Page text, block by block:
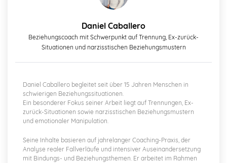
Daniel Caballero
Beziehungscoach mit Schwerpunkt auf Trennung, Ex-zurück-
Situationen und narzisstischen Beziehungsmustern
Daniel Caballero begleitet seit über 15 Jahren Menschen in
schwierigen Beziehungssituationen.
Ein besonderer Fokus seiner Arbeit liegt auf Trennungen, Ex-
zurück-Situationen sowie narzisstischen Beziehungsmustern
und emotionaler Manipulation.
Seine Inhalte basieren auf jahrelanger Coaching-Praxis, der
Analyse realer Fallverläufe und intensiver Auseinandersetzung
mit Bindungs- und Beziehungsthemen. Er arbeitet im Rahmen